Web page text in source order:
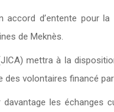
d’entente pour la
de Meknès.
mettra à la
volontaires financé
les échanges